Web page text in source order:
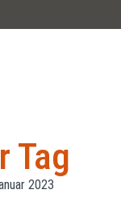
Tag
2023